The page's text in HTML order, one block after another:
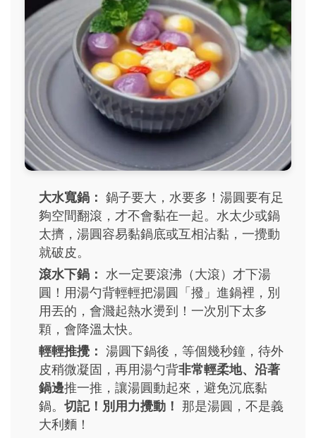
大水寬鍋： 鍋子要大，水要多！湯圓要有足
夠空間翻滾，才不會黏在一起。水太少或鍋
太擠，湯圓容易黏鍋底或互相沾黏，一攪動
就破皮。
滾水下鍋： 水一定要滾沸（大滾）才下湯
圓！用湯勺背輕輕把湯圓「撥」進鍋裡，別
用丟的，會濺起熱水燙到！一次別下太多
顆，會降溫太快。
輕輕推攪： 湯圓下鍋後，等個幾秒鐘，待外
皮稍微凝固，再用湯勺背非常輕柔地、沿著
鍋邊推一推，讓湯圓動起來，避免沉底黏
鍋。 切記！別用力攪動！
那是湯圓，不是義
大利麵！